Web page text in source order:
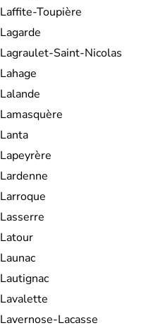
Laffite-Toupière
Lagarde
Lagraulet-Saint-Nicolas
Lahage
Lalande
Lamasquère
Lanta
Lapeyrère
Lardenne
Larroque
Lasserre
Latour
Launac
Lautignac
Lavalette
Lavernose-Lacasse